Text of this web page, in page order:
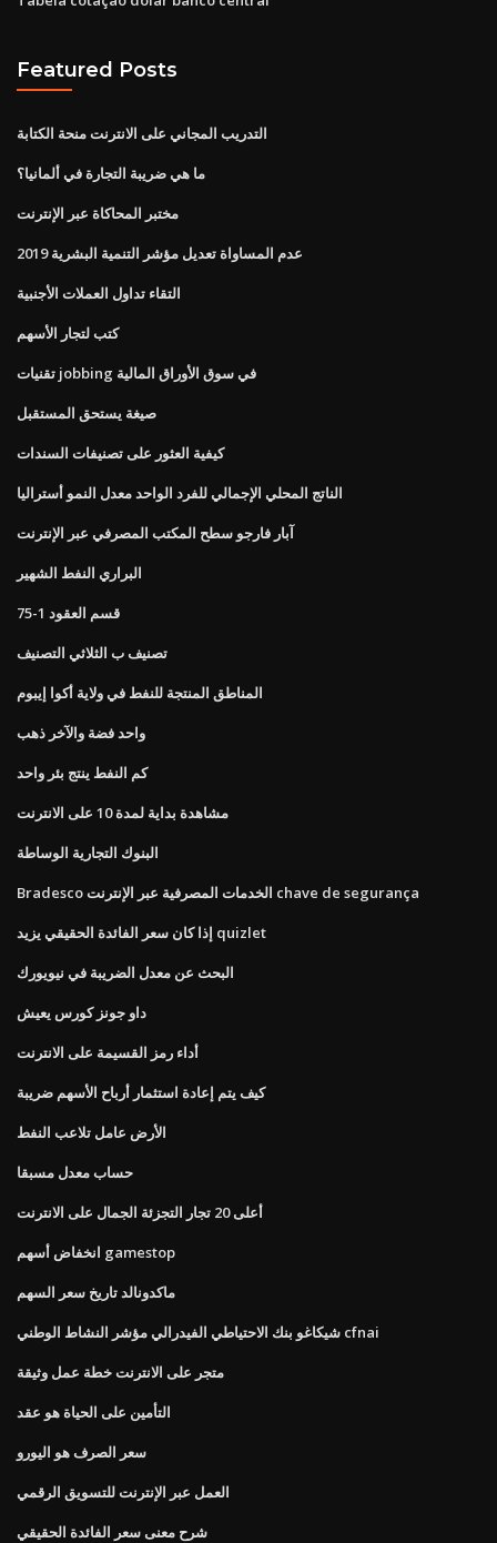
Featured Posts
التدريب المجاني على الانترنت منحة الكتابة
ما هي ضريبة التجارة في ألمانيا؟
مختبر المحاكاة عبر الإنترنت
عدم المساواة تعديل مؤشر التنمية البشرية 2019
التقاء تداول العملات الأجنبية
كتب لتجار الأسهم
تقنيات jobbing في سوق الأوراق المالية
صيغة يستحق المستقبل
كيفية العثور على تصنيفات السندات
الناتج المحلي الإجمالي للفرد الواحد معدل النمو أستراليا
آبار فارجو سطح المكتب المصرفي عبر الإنترنت
البراري النفط الشهير
قسم العقود 1-75
تصنيف ب الثلاثي التصنيف
المناطق المنتجة للنفط في ولاية أكوا إيبوم
واحد فضة والآخر ذهب
كم النفط ينتج بئر واحد
مشاهدة بداية لمدة 10 على الانترنت
البنوك التجارية الوساطة
Bradesco الخدمات المصرفية عبر الإنترنت chave de segurança
إذا كان سعر الفائدة الحقيقي يزيد quizlet
البحث عن معدل الضريبة في نيويورك
داو جونز كورس يعيش
أداء رمز القسيمة على الانترنت
كيف يتم إعادة استثمار أرباح الأسهم ضريبة
الأرض عامل تلاعب النفط
حساب معدل مسبقا
أعلى 20 تجار التجزئة الجمال على الانترنت
انخفاض أسهم gamestop
ماكدونالد تاريخ سعر السهم
شيكاغو بنك الاحتياطي الفيدرالي مؤشر النشاط الوطني cfnai
متجر على الانترنت خطة عمل وثيقة
التأمين على الحياة هو عقد
سعر الصرف هو اليورو
العمل عبر الإنترنت للتسويق الرقمي
شرح معنى سعر الفائدة الحقيقي